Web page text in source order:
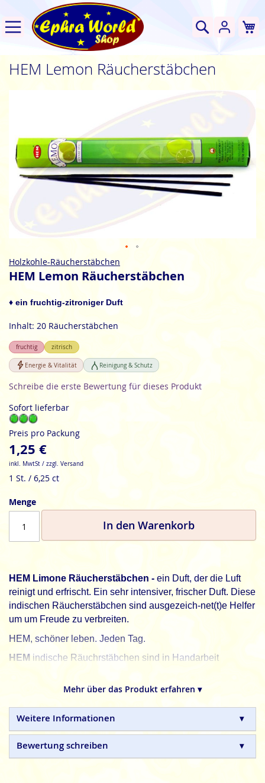
Suche
HEM Lemon Räucherstäbchen
springen
Zum
Anfang
Bildgalerie
springen
Holzkohle-Räucherstäbchen
HEM Lemon Räucherstäbchen
♦ ein fruchtig-zitroniger Duft
Inhalt: 20 Räucherstäbchen
fruchtig zitrisch
Energie & Vitalität Reinigung & Schutz
Schreibe die erste Bewertung für dieses Produkt
Sofort lieferbar
Preis pro Packung
1,25 €
inkl. MwtSt / zzgl. Versand
1 St. / 6,25 ct
Menge
In den Warenkorb
HEM Limone Räucherstäbchen - ein Duft, der die Luft
reinigt und erfrischt. Ein sehr intensiver, frischer Duft. Diese
indischen Räucherstäbchen sind ausgezeich-net(t)e Helfer
um um Freude zu verbreiten.
HEM, schöner leben. Jeden Tag.
HEM indische Räuchrstäbchen sind in Handarbeit
petrochemische Zusätze.Mehr über das Produkt erfahren ▾
Weitere Informationen
Bewertung schreiben